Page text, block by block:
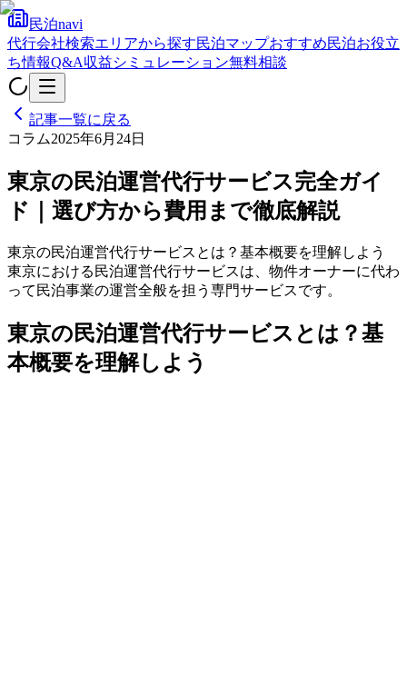
民泊navi
代行会社検索エリアから探す民泊マップおすすめ民泊お役立
ち情報Q&A収益シミュレーション無料相談
記事一覧に戻る
コラム2025年6月24日
東京の民泊運営代行サービス完全ガイ
ド｜選び方から費用まで徹底解説
東京の民泊運営代行サービスとは？基本概要を理解しよう
東京における民泊運営代行サービスは、物件オーナーに代わ
って民泊事業の運営全般を担う専門サービスです。
東京の民泊運営代行サービスとは？基
本概要を理解しよう